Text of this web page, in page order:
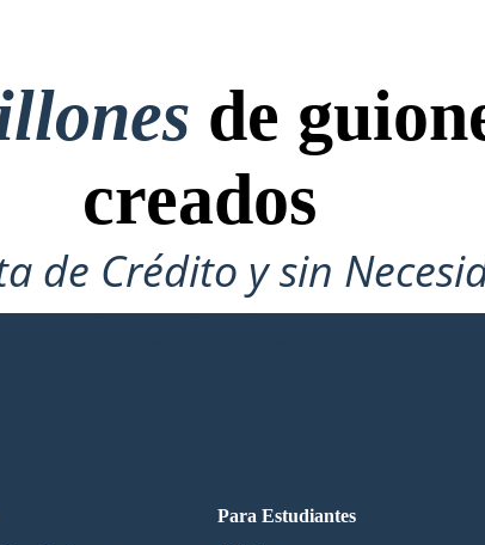
de
creados
de Crédito y sin
Para Probar!
Para Estudiantes